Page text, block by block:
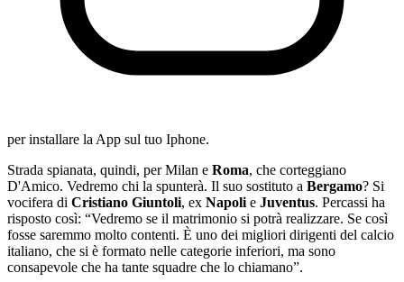
per installare la App sul tuo Iphone.
Strada spianata, quindi, per Milan e Roma, che corteggiano
D'Amico. Vedremo chi la spunterà. Il suo sostituto a Bergamo? Si
vocifera di Cristiano Giuntoli, ex Napoli e Juventus. Percassi ha
risposto così: “Vedremo se il matrimonio si potrà realizzare. Se così
fosse saremmo molto contenti. È uno dei migliori dirigenti del calcio
italiano, che si è formato nelle categorie inferiori, ma sono
consapevole che ha tante squadre che lo chiamano”.